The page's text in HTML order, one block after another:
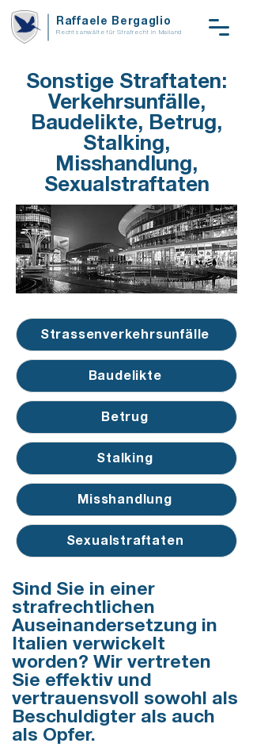
Rechtsanwälte für Strafrecht in Mailand
Raffaele Bergaglio
Sonstige Straftaten:
Verkehrsunfälle,
Baudelikte, Betrug,
Stalking,
Misshandlung,
Sexualstraftaten
Strassenverkehrsunfälle
Baudelikte
Betrug
Stalking
Misshandlung
Sexualstraftaten
Sind Sie in einer
strafrechtlichen
Auseinandersetzung in
Italien verwickelt
worden? Wir vertreten
Sie effektiv und
vertrauensvoll sowohl als
Beschuldigter als auch
als Opfer.